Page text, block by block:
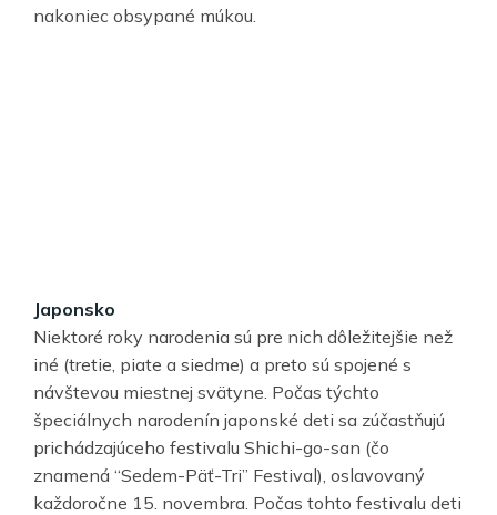
nakoniec obsypané múkou.
Japonsko
Niektoré roky narodenia sú pre nich dôležitejšie než
iné (tretie, piate a siedme) a preto sú spojené s
návštevou miestnej svätyne. Počas týchto
špeciálnych narodenín japonské deti sa zúčastňujú
prichádzajúceho festivalu Shichi-go-san (čo
znamená “Sedem-Päť-Tri” Festival), oslavovaný
každoročne 15. novembra. Počas tohto festivalu deti